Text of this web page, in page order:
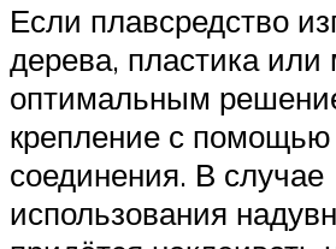
Если плавсредство
дерева, пластика или
оптимальным
крепление с помощью
соединения. В случае
использования